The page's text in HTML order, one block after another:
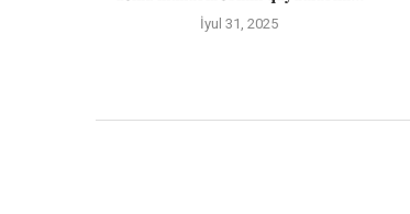
İyul 31, 2025